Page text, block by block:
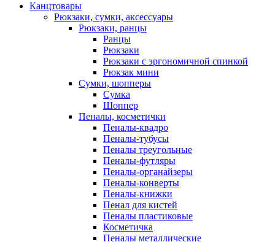
Канцтовары
Рюкзаки, сумки, аксессуары
Рюкзаки, ранцы
Ранцы
Рюкзаки
Рюкзаки с эргономичной спинкой
Рюкзак мини
Сумки, шопперы
Сумка
Шоппер
Пеналы, косметички
Пеналы-квадро
Пеналы-тубусы
Пеналы треугольные
Пеналы-футляры
Пеналы-органайзеры
Пеналы-конверты
Пеналы-книжки
Пенал для кистей
Пеналы пластиковые
Косметичка
Пеналы металлические